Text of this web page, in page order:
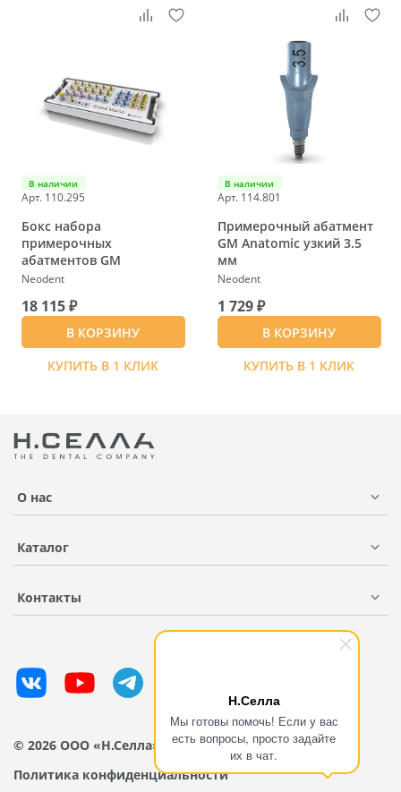
Н.Селла
Мы готовы помочь! Если у вас
есть вопросы, просто задайте
их в чат.
В наличии
Арт. 110.295
Бокс набора
примерочных
абатментов GM
Neodent
18 115 ₽
В КОРЗИНУ
КУПИТЬ В 1 КЛИК
В наличии
Арт. 114.801
Примерочный абатмент
GM Anatomic узкий 3.5
мм
Neodent
1 729 ₽
В КОРЗИНУ
КУПИТЬ В 1 КЛИК
О нас
Каталог
Контакты
© 2026 ООО «Н.Селла»
Политика конфиденциальности